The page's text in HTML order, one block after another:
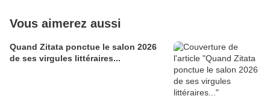
Vous aimerez aussi
Quand Zitata ponctue le salon 2026
de ses virgules littéraires...